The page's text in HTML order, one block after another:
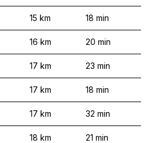
15 km 18 min
16 km 20 min
17 km 23 min
17 km 18 min
17 km 32 min
18 km 21 min